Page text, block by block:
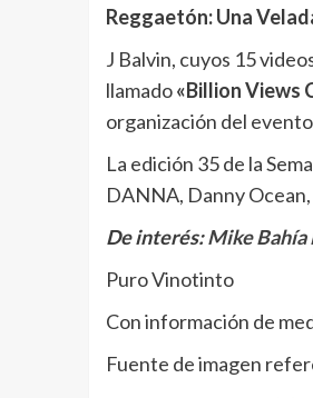
Reggaetón: Una
J Balvin, cuyos 15
llamado«Billion Views
organización del
La edición 35 de la
DANNA, Danny
De interés:Mike Bahía
Puro Vinotinto
Con información de
Fuente de imagen